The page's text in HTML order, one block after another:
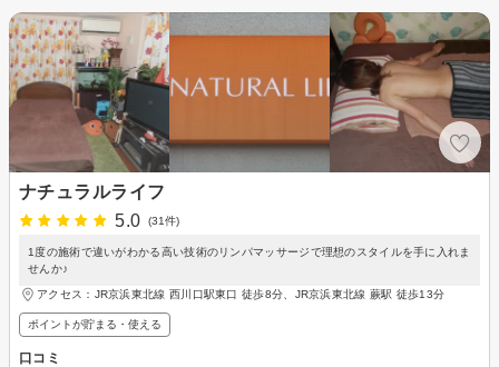
ナチュラルライフ
5.0
(31件)
1度の施術で違いがわかる高い技術のリンパマッサージで理想のスタイルを手に入れま
せんか♪
アクセス：JR京浜東北線 西川口駅東口 徒歩8分、JR京浜東北線 蕨駅 徒歩13分
ポイントが貯まる・使える
口コミ